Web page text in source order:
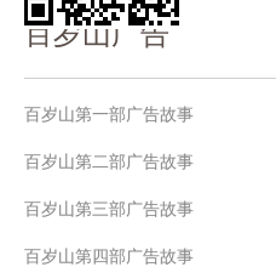
百岁山广告
百岁山第一部广告故事
百岁山第二部广告故事
百岁山第三部广告故事
百岁山第四部广告故事